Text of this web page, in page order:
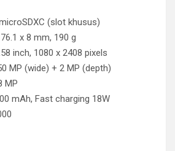
(slot khusus)
x 8 mm, 190 g
inch, 1080 x 2408 pixels
MP (wide) + 2 MP (depth)
MP
mAh, Fast charging 18W